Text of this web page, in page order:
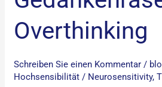
Overthinking
Schreiben Sie einen Kommentar /
Hochsensibilität / Neurosensitivity,